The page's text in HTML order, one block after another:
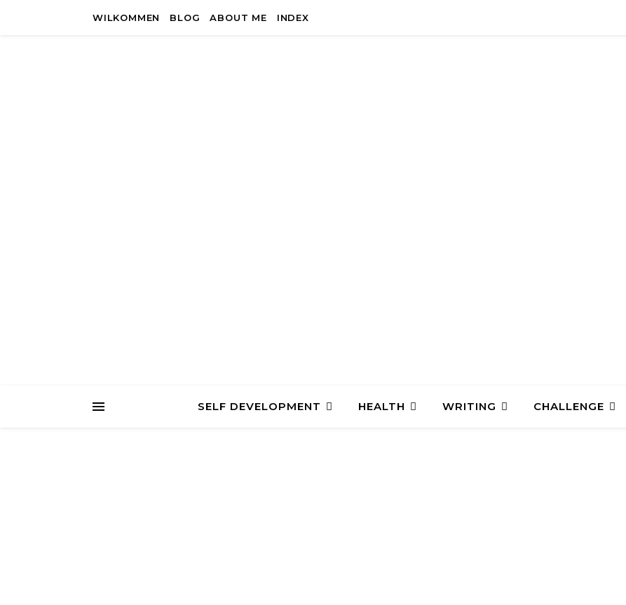
WILKOMMEN BLOG ABOUT ME INDEX
SELF DEVELOPMENT HEALTH WRITING CHALLENGE